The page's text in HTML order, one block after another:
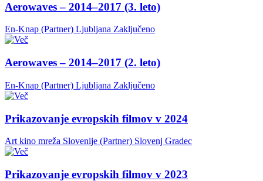
Aerowaves – 2014–2017 (3. leto)
En-Knap (Partner) Ljubljana Zaključeno
Aerowaves – 2014–2017 (2. leto)
En-Knap (Partner) Ljubljana Zaključeno
Prikazovanje evropskih filmov v 2024
Art kino mreža Slovenije (Partner) Slovenj Gradec
Prikazovanje evropskih filmov v 2023